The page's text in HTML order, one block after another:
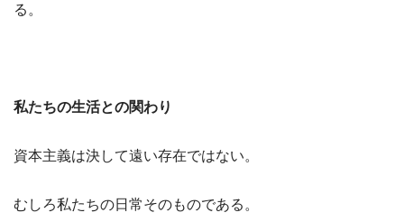
る。
私たちの生活との関わり
資本主義は決して遠い存在ではない。
むしろ私たちの日常そのものである。